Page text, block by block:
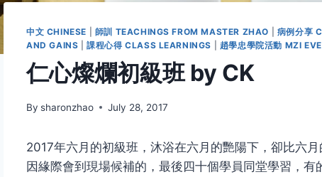
中文 CHINESE 師訓 TEACHINGS FROM MASTER ZHAO 病例分享
AND GAINS |課程心得 CLASS LEARNINGS 趙學忠學院活動 MZI
仁心燦爛初級班 by CK
By sharonzhao July 28, 2017
2017年六月的初級班，沐浴在六月的艷陽下，卻比六
因緣際會到現場候補的，最後四十個學員同堂學習，